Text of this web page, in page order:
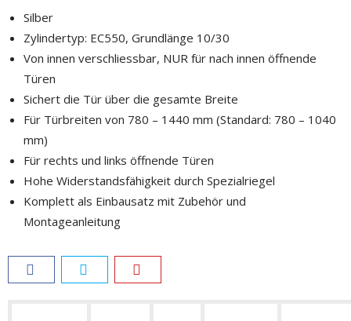
Silber
Zylindertyp: EC550, Grundlänge 10/30
Von innen verschliessbar, NUR für nach innen öffnende
Türen
Sichert die Tür über die gesamte Breite
Für Türbreiten von 780 – 1440 mm (Standard: 780 – 1040
mm)
Für rechts und links öffnende Türen
Hohe Widerstandsfähigkeit durch Spezialriegel
Komplett als Einbausatz mit Zubehör und
Montageanleitung